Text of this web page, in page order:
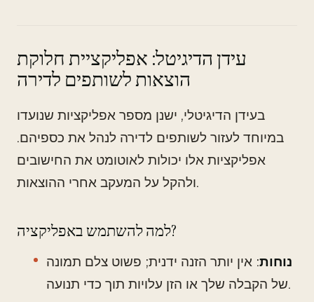
עידן הדיגיטל: אפליקציית חלוקת
הוצאות לשותפים לדירה
בעידן הדיגיטלי, ישנן מספר אפליקציות שנועדו
במיוחד לעזור לשותפים לדירה לנהל את כספיהם.
אפליקציות אלו יכולות לאוטומט את החישובים
ולהקל על המעקב אחרי ההוצאות.
למה להשתמש באפליקציה?
נוחות: אין יותר הזנה ידנית; פשוט צלם תמונה
של הקבלה שלך או הזן עלויות תוך כדי תנועה.